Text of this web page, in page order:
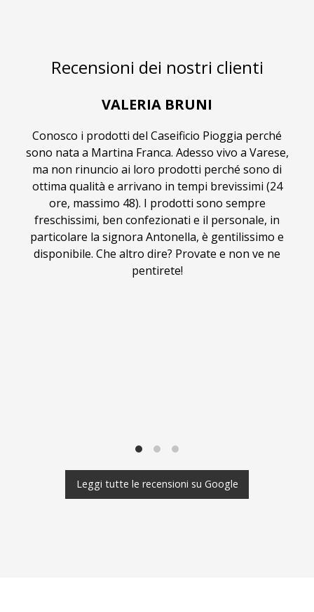
Recensioni dei nostri clienti
VALERIA BRUNI
Conosco i prodotti del Caseificio Pioggia perché
sono nata a Martina Franca. Adesso vivo a Varese,
ma non rinuncio ai loro prodotti perché sono di
ottima qualità e arrivano in tempi brevissimi (24
ore, massimo 48). I prodotti sono sempre
freschissimi, ben confezionati e il personale, in
particolare la signora Antonella, è gentilissimo e
disponibile. Che altro dire? Provate e non ve ne
pentirete!
Leggi tutte le recensioni su Google